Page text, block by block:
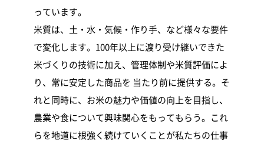
っています。
米質は、土・水・気候・作り手、など様々な要件
で変化します。100年以上に渡り受け継いできた
米づくりの技術に加え、管理体制や米質評価によ
り、常に安定した商品を 当たり前に提供する。そ
れと同時に、お米の魅力や価値の向上を目指し、
農業や食について興味関心をもってもらう。これ
らを地道に根強く続けていくことが私たちの仕事